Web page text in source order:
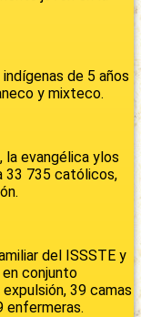
de 5 años
y mixteco.
la evangélica ylos
33 735 católicos,
del ISSSTE y
conjunto
39 camas
enfermeras.